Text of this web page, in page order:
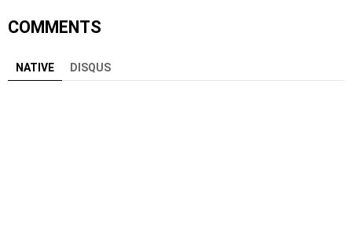
COMMENTS
NATIVE DISQUS